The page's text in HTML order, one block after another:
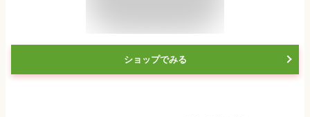
ショップでみる